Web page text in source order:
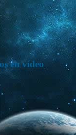
en vídeo